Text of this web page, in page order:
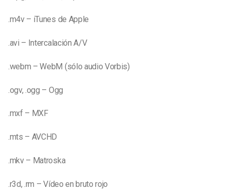
.m4v – iTunes de Apple
.avi – Intercalación A/V
.webm – WebM (sólo audio Vorbis)
.ogv, .ogg – Ogg
.mxf – MXF
.mts – AVCHD
.mkv – Matroska
.r3d, .rm – Vídeo en bruto rojo